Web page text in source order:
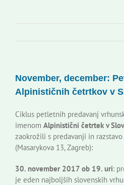
Kontakti
Novi odmev – naše glasilo
Založništvo
November, december:
Alpinističnih četrtkov v
Ciklus petletnih predavanj
imenom Alpinistični četrtek v
zaokrožili s predavanji in
(Masarykova 13, Zagreb):
30. november 2017 ob 19. uri:
je eden najboljših slovenskih